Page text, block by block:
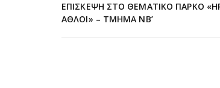
ΕΠΊΣΚΕΨΗ ΣΤΟ ΘΕΜΑΤΙΚΌ ΠΆΡΚΟ
ΆΘΛΟΙ» – ΤΜΉΜΑ ΝΒ’